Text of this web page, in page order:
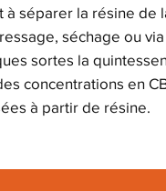
à séparer la résine de
séchage ou
sortes la
concentrations en
à partir de résine.